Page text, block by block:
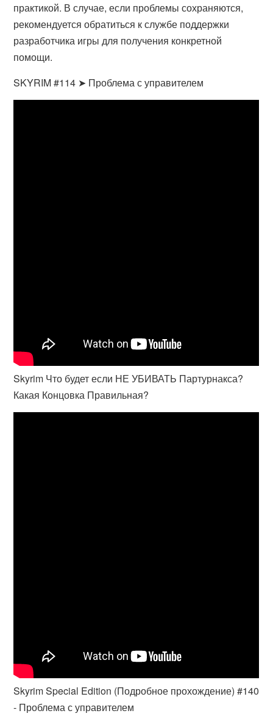
практикой. В случае, если проблемы сохраняются,
рекомендуется обратиться к службе поддержки
разработчика игры для получения конкретной
помощи.
SKYRIM #114 ➤ Проблема с управителем
Skyrim Что будет если НЕ УБИВАТЬ Партурнакса?
Какая Концовка Правильная?
Skyrim Special Edition (Подробное прохождение) #140
- Проблема с управителем